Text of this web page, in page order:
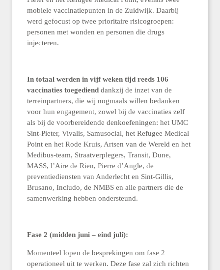
mobiele vaccinatiepunten in de Zuidwijk. Daarbij
werd gefocust op twee prioritaire risicogroepen:
personen met wonden en personen die drugs
injecteren.
In totaal werden in vijf weken tijd reeds 106
vaccinaties toegediend dankzij de inzet van de
terreinpartners, die wij nogmaals willen bedanken
voor hun engagement, zowel bij de vaccinaties zelf
als bij de voorbereidende denkoefeningen: het UMC
Sint-Pieter, Vivalis, Samusocial, het Refugee Medical
Point en het Rode Kruis, Artsen van de Wereld en het
Medibus-team, Straatverplegers, Transit, Dune,
MASS, l’Aire de Rien, Pierre d’Angle, de
preventiediensten van Anderlecht en Sint-Gillis,
Brusano, Includo, de NMBS en alle partners die de
samenwerking hebben ondersteund.
Fase 2 (midden juni – eind juli):
Momenteel lopen de besprekingen om fase 2
operationeel uit te werken. Deze fase zal zich richten